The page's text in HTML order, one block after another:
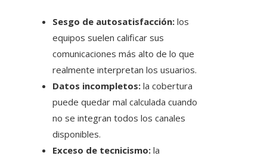
Sesgo de autosatisfacción: los
equipos suelen calificar sus
comunicaciones más alto de lo que
realmente interpretan los usuarios.
Datos incompletos: la cobertura
puede quedar mal calculada cuando
no se integran todos los canales
disponibles.
Exceso de tecnicismo: la